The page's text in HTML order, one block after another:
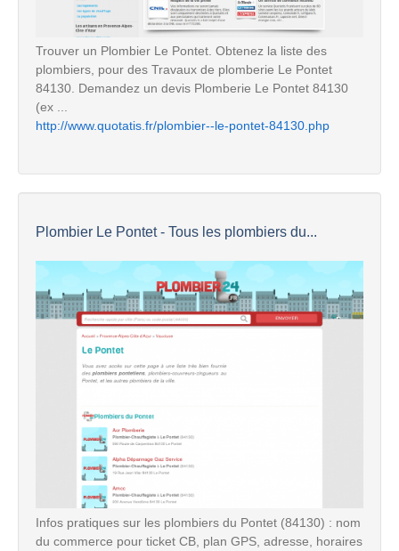
Trouver un Plombier Le Pontet. Obtenez la liste des
plombiers, pour des Travaux de plomberie Le Pontet
84130. Demandez un devis Plomberie Le Pontet 84130
(ex ...
http://www.quotatis.fr/plombier--le-pontet-84130.php
Plombier Le Pontet - Tous les plombiers du...
Infos pratiques sur les plombiers du Pontet (84130) : nom
du commerce pour ticket CB, plan GPS, adresse, horaires